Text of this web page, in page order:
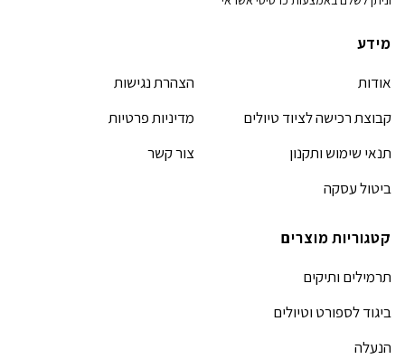
מידע
אודות
קבוצת רכישה לציוד טיולים
תנאי שימוש ותקנון
ביטול עסקה
הצהרת נגישות
מדיניות פרטיות
צור קשר
קטגוריות מוצרים
תרמילים ותיקים
ביגוד לספורט וטיולים
הנעלה